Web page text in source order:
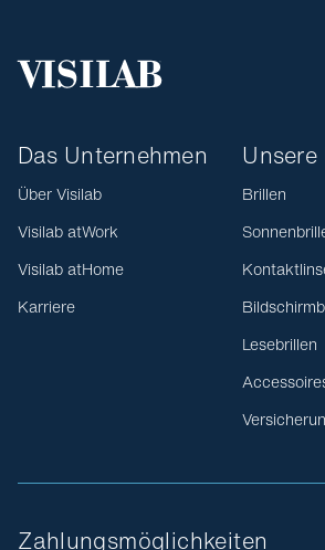
Das Unternehmen
Über Visilab
Visilab atWork
Visilab atHome
Karriere
Brillen
Lesebrillen
Zahlungsmöglichkeiten